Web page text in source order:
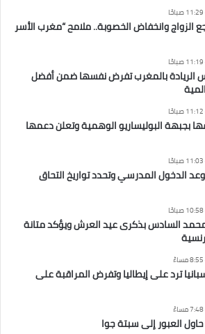
الزواج وانخفاض الخصوبة.. ملامح “مغرب الأسر
الريادة بالمغرب تفرض نفسها ضمن أفضل
بجبهة البوليساريو الوهمية وتعلن دعمها
الدخول المدرسي وتحدد تواريخ التحاق
السادس بذكرى عيد العرش ويؤكد متانة
ترد على إيطاليا وتفرض المراقبة على
العبور إلى سبتة جوا